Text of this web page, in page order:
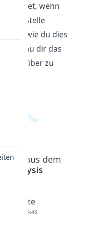
bedeutet, wenn
einer Stelle
und wie du dies
Schau dir das
darüber zu
aus dem
Analysis
Sekante
Dauer: 04:48